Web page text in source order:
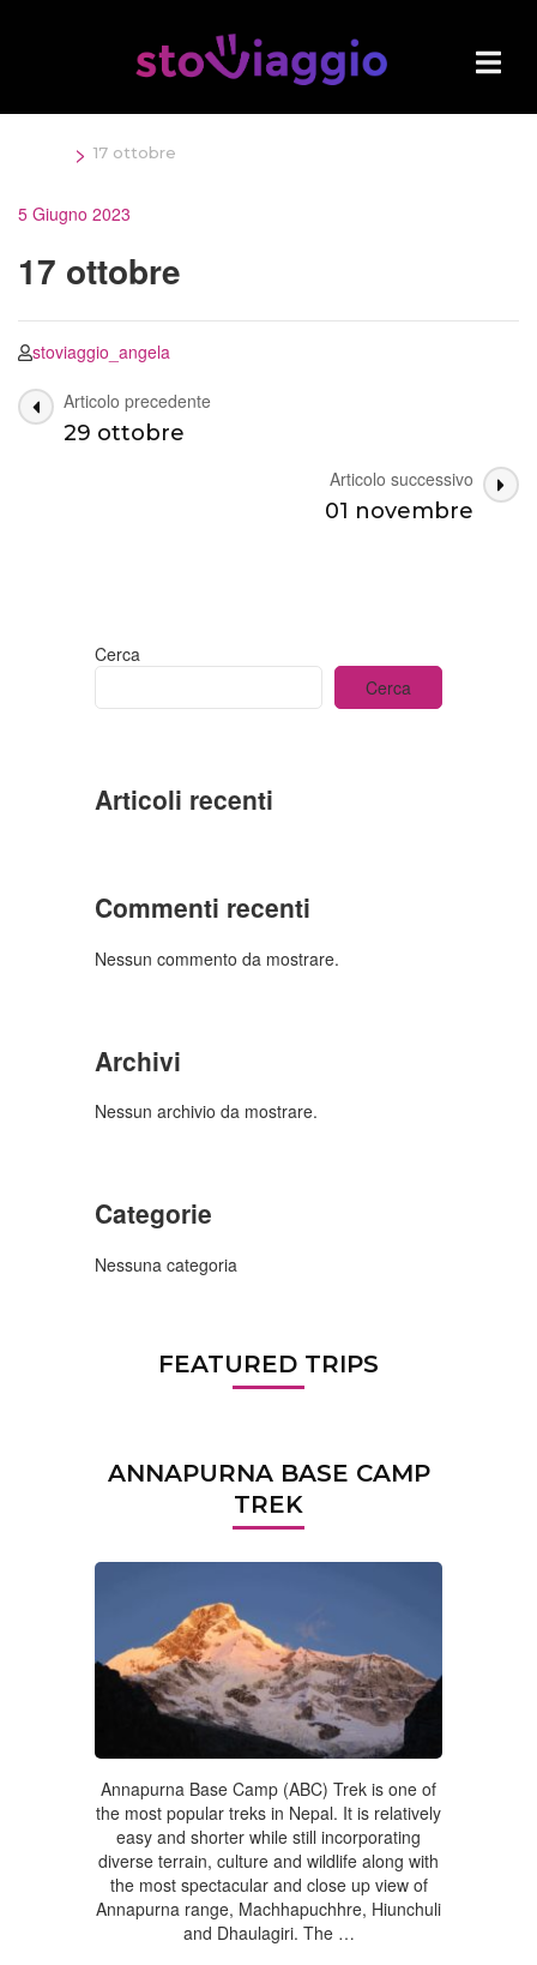
> 17 ottobre
5 Giugno 2023
17 ottobre
stoviaggio_angela
Navigazione
articoli
Articolo precedente
29 ottobre
Articolo successivo
01 novembre
Cerca
Cerca
Articoli recenti
Commenti recenti
Nessun commento da mostrare.
Archivi
Nessun archivio da mostrare.
Categorie
Nessuna categoria
FEATURED TRIPS
ANNAPURNA BASE CAMP
TREK
Annapurna Base Camp (ABC) Trek is one of
the most popular treks in Nepal. It is relatively
easy and shorter while still incorporating
diverse terrain, culture and wildlife along with
the most spectacular and close up view of
Annapurna range, Machhapuchhre, Hiunchuli
and Dhaulagiri. The …